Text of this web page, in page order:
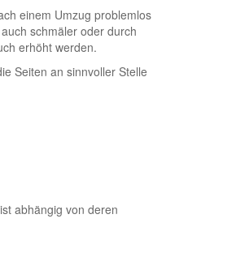
einem Umzug problemlos
schmäler oder durch
erhöht werden.
Seiten an sinnvoller Stelle
abhängig von deren